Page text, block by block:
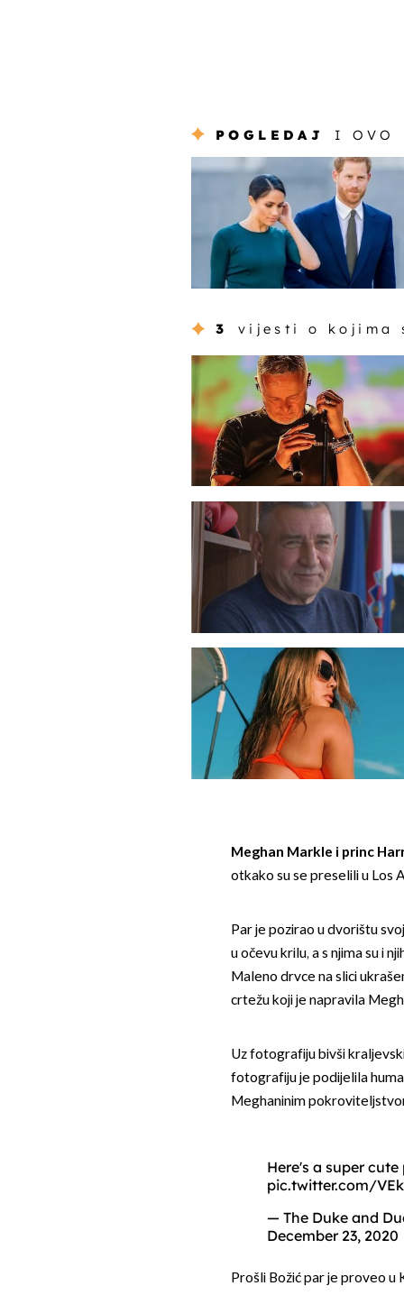
POGLEDAJ I OVO
3 vijesti o kojima
Meghan Markle i princ
otkako su se preselili u Los
Par je pozirao u dvorištu
u očevu krilu, a s njima su i
Maleno drvce na slici
crtežu koji je napravila
Uz fotografiju bivši
fotografiju je podijelila
Meghaninim
Here's a super
pic.twitter.com/
— The Duke and
December 23, 2020
Prošli Božić par je proveo u